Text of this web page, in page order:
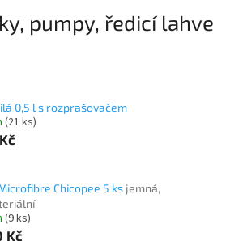
pumpy, ředicí lahve
0,5 l s rozprašovačem
(21 ks)
Chicopee 5 ks jemná,
(9 ks)
Kč